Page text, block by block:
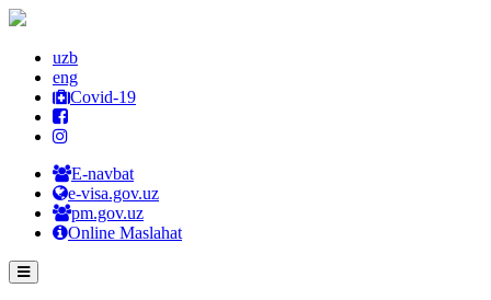
uzb
eng
Covid-19
E-navbat
e-visa.gov.uz
pm.gov.uz
Online Maslahat